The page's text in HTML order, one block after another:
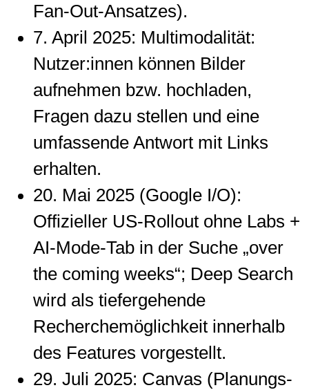
Fan-Out-Ansatzes).
7. April 2025: Multimodalität:
Nutzer:innen können Bilder
aufnehmen bzw. hochladen,
Fragen dazu stellen und eine
umfassende Antwort mit Links
erhalten.
20. Mai 2025 (Google I/O):
Offizieller US-Rollout ohne Labs +
AI-Mode-Tab in der Suche „over
the coming weeks“; Deep Search
wird als tiefergehende
Recherchemöglichkeit innerhalb
des Features vorgestellt.
29. Juli 2025: Canvas (Planungs-